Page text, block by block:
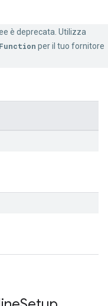
è deprecata. Utilizza
per il tuo fornitore